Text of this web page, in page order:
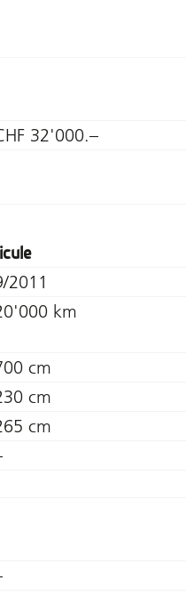
32'000.–
2011
km
cm
cm
cm